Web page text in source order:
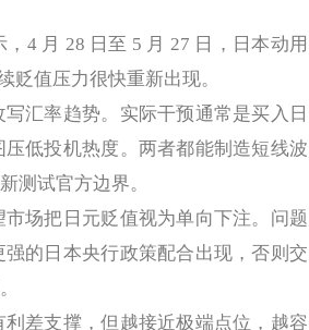
月 28 日至 5 月 27 日，日本动用
贬值压力很快重新出现。
汇率趋势。实际干预通常是买入日
低投机热度。两者都能制造短线波
测试官方边界。
场把日元贬值视为单向下注。问题
的日本央行政策配合出现，否则交
差支撑，但越接近极端点位，越容